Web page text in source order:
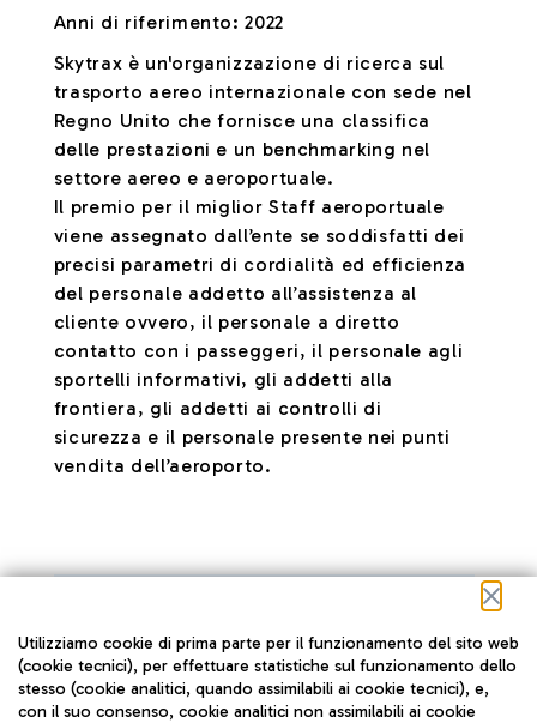
Anni di riferimento: 2022
Skytrax è un'organizzazione di ricerca sul
trasporto aereo internazionale con sede nel
Regno Unito che fornisce una classifica
delle prestazioni e un benchmarking nel
settore aereo e aeroportuale.
Il premio per il miglior Staff aeroportuale
viene assegnato dall’ente se soddisfatti dei
precisi parametri di cordialità ed efficienza
del personale addetto all’assistenza al
cliente ovvero, il personale a diretto
contatto con i passeggeri, il personale agli
sportelli informativi, gli addetti alla
frontiera, gli addetti ai controlli di
sicurezza e il personale presente nei punti
vendita dell’aeroporto.
Utilizziamo cookie di prima parte per il funzionamento del sito web
(cookie tecnici), per effettuare statistiche sul funzionamento dello
stesso (cookie analitici, quando assimilabili ai cookie tecnici), e,
con il suo consenso, cookie analitici non assimilabili ai cookie